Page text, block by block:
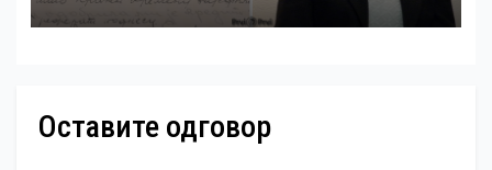
Оставите одговор